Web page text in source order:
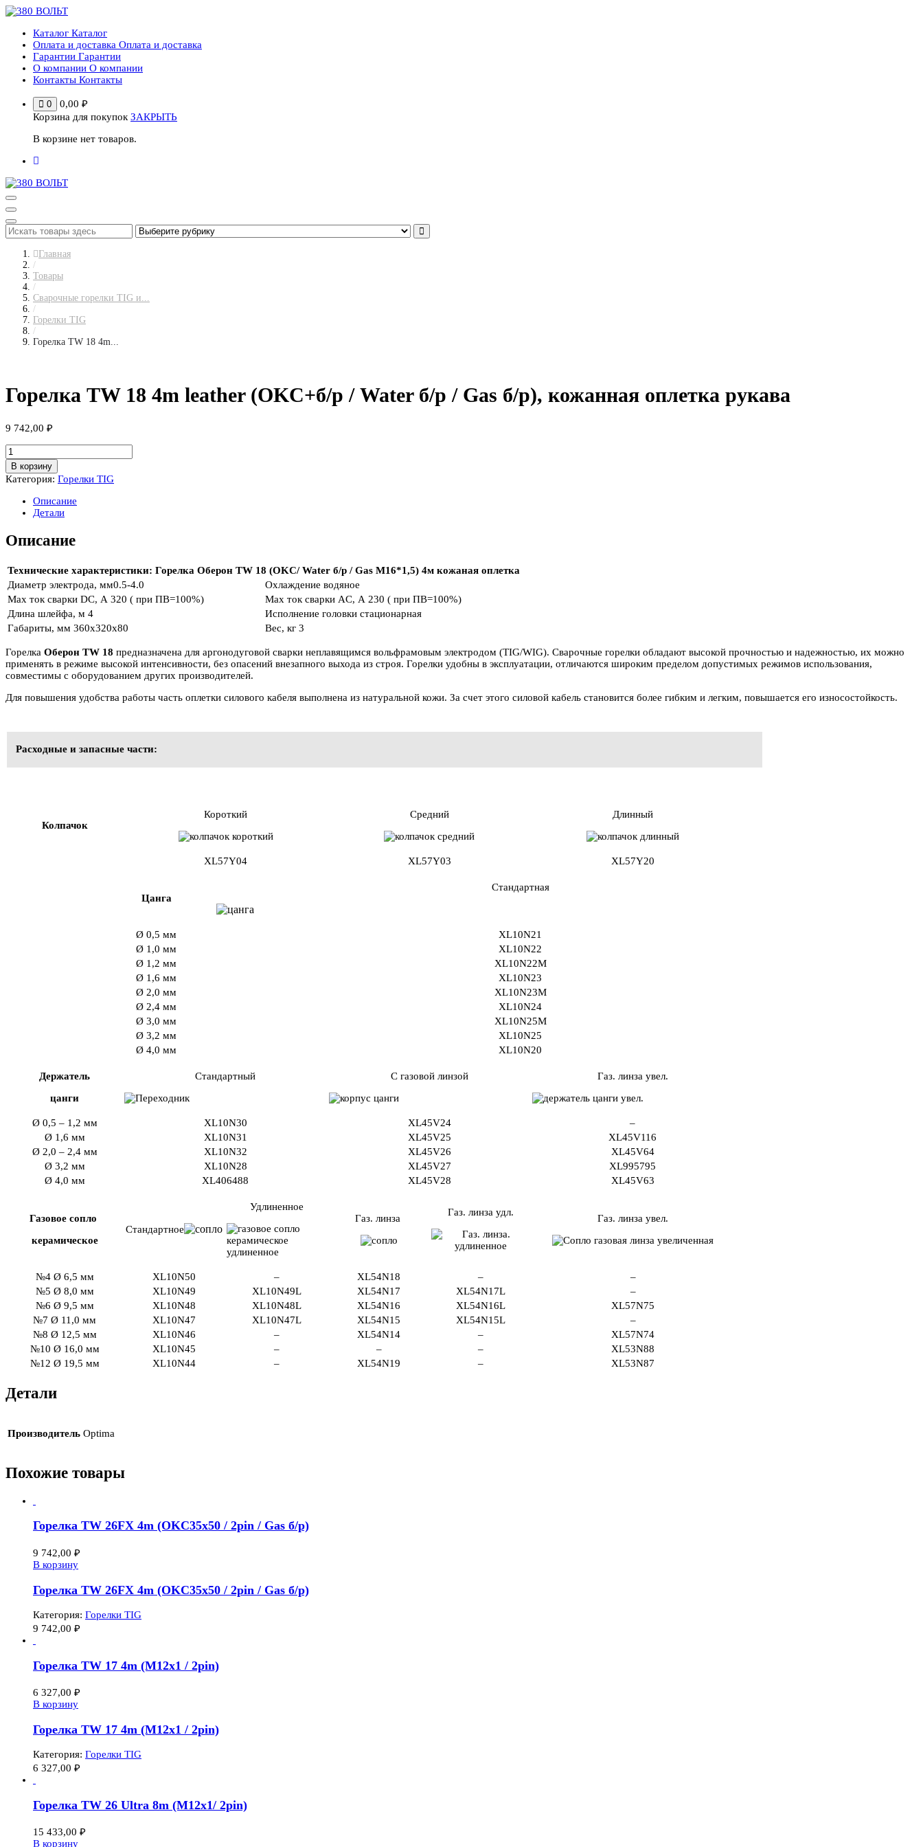
Перейти
содержимому
Каталог Каталог
Оплата и доставка Оплата и доставка
Гарантии Гарантии
О компании О компании
Контакты Контакты
0 0,00 ₽
Корзина для покупок ЗАКРЫТЬ
В корзине нет товаров.
Главная
/
Товары
/
Сварочные горелки TIG и...
/
Горелки TIG
/
Горелка TW 18 4m...
Горелка TW 18 4m leather (OKC+б/р / Water б/р / Gas б/р), кожанная оплетка рукава
9 742,00 ₽
Количество
товара
Горелка
TW
leather
р
Water
р
Gas
б/
кожанная
оплетка
рукава
В корзину
Категория: Горелки TIG
Описание
Детали
Описание
Технические характеристики: Горелка Оберон TW 18 (OKC/ Water б/р / Gas M16*1,5) 4м кожаная оплетка
Диаметр электрода, мм0.5-4.0 Охлаждение водяное
Max ток сварки DC, А 320 ( при ПВ=100%) Max ток сварки AC, А 230 ( при ПВ=100%)
Длина шлейфа, м 4 Исполнение головки стационарная
Габариты, мм 360x320x80 Вес, кг 3
Горелка Оберон TW 18 предназначена для аргонодуговой сварки неплавящимся вольфрамовым электродом (TIG/WIG). Сварочные горелки обладают высокой прочностью и надежностью, их можно
применять в режиме высокой интенсивности, без опасений внезапного выхода из строя. Горелки удобны в эксплуатации, отличаются широким пределом допустимых режимов использования,
совместимы с оборудованием других производителей.
Для повышения удобства работы часть оплетки силового кабеля выполнена из натуральной кожи. За счет этого силовой кабель становится более гибким и легким, повышается его износостойкость.
Расходные и запасные части:
Колпачок
Короткий Средний Длинный
XL57Y04 XL57Y03 XL57Y20
Цанга
Стандартная
Ø 0,5 мм
XL10N21
Ø 1,0 мм
XL10N22
Ø 1,2 мм
XL10N22M
Ø 1,6 мм
XL10N23
Ø 2,0 мм
XL10N23M
Ø 2,4 мм
XL10N24
Ø 3,0 мм
XL10N25M
Ø 3,2 мм
XL10N25
Ø 4,0 мм
XL10N20
Держатель
цанги
Стандартный С газовой линзой Газ. линза увел.
Ø 0,5 – 1,2 мм XL10N30 XL45V24
–
Ø 1,6 мм
XL10N31 XL45V25
XL45V116
Ø 2,0 – 2,4 мм
XL10N32 XL45V26
XL45V64
Ø 3,2 мм
XL10N28 XL45V27
XL995795
Ø 4,0 мм
XL406488 XL45V28 XL45V63
Газовое сопло
керамическое
Стандартное
Удлиненное
Газ. линза
Газ. линза удл.
Газ. линза увел.
№4 Ø 6,5 мм XL10N50 – XL54N18 –
–
№5 Ø 8,0 мм
XL10N49 XL10N49L XL54N17 XL54N17L
–
№6 Ø 9,5 мм
XL10N48 XL10N48L XL54N16 XL54N16L
XL57N75
№7 Ø 11,0 мм
XL10N47 XL10N47L XL54N15 XL54N15L
–
№8 Ø 12,5 мм
XL10N46 – XL54N14 –
XL57N74
№10 Ø 16,0 мм
XL10N45 – – –
XL53N88
№12 Ø 19,5 мм
XL10N44 – XL54N19 – XL53N87
Детали
Производитель Optima
Похожие товары
Горелка TW 26FX 4m (OKC35x50 / 2pin / Gas б/р)
9 742,00 ₽
В корзину
Горелка TW 26FX 4m (OKC35x50 / 2pin / Gas б/р)
Категория: Горелки TIG
9 742,00 ₽
Горелка TW 17 4m (M12x1 / 2pin)
6 327,00 ₽
В корзину
Горелка TW 17 4m (M12x1 / 2pin)
Категория: Горелки TIG
6 327,00 ₽
Горелка TW 26 Ultra 8m (M12x1/ 2pin)
15 433,00 ₽
В корзину